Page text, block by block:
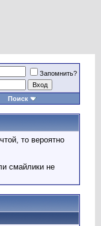
Запомнить?
Поиск
то вероятно
смайлики не